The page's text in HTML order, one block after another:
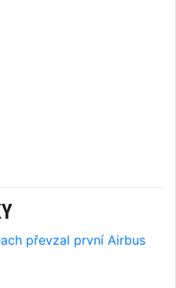
převzal první Airbus